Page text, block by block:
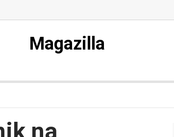
Magazilla
na